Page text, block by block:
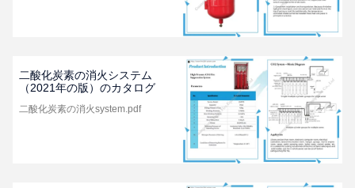
二酸化炭素の消火システム
（2021年の版）のカタログ
二酸化炭素の消火system.pdf